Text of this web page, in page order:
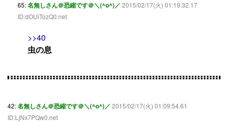
65:名無しさん＠恐縮です＠＼(^o^)／ 2015/02/17(火) 01:19:32.17
ID:dOUiTozQ0.net
>>40
虫の息
42:名無しさん＠恐縮です＠＼(^o^)／ 2015/02/17(火) 01:09:54.61
ID:LjNx7PQw0.net